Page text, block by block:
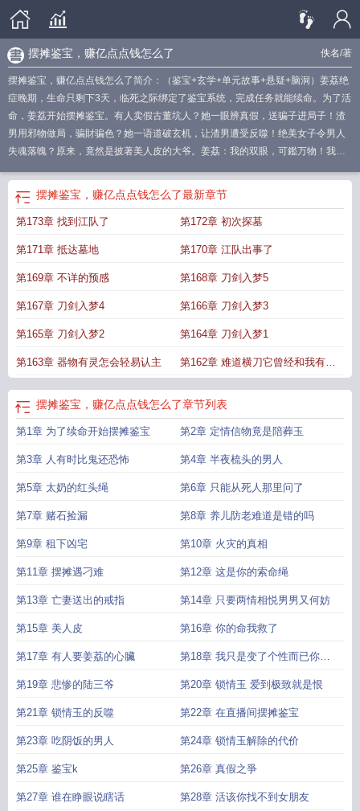
佚名/著
摆摊鉴宝，赚亿点点钱怎么了
摆摊鉴宝，赚亿点点钱怎么了简介：（鉴宝+玄学+单元故事+悬疑+脑洞）姜荔绝
症晚期，生命只剩下3天，临死之际绑定了鉴宝系统，完成任务就能续命。为了活
命，姜荔开始摆摊鉴宝。有人卖假古董坑人？她一眼辨真假，送骗子进局子！渣
男用邪物做局，骗財骗色？她一语道破玄机，让渣男遭受反噬！绝美女子令男人
失魂落魄？原来，竟然是披著美人皮的大爷。姜荔：我的双眼，可鑑万物！我的
摊宝骗局
小摊贩获异能拜鉴宝大师为师 赚亿点点钱怎么了啊
宝小摊贩全是大佬
摆摊宝是真的吗
app摆摊宝典摆摊宝是不是跑路了
摆摊鉴宝，赚亿点点钱怎么了最新章节
第173章 找到江队了 第172章 初次探墓
第171章 抵达墓地 第170章 江队出事了
第169章 不详的预感 第168章 刀剑入梦5
第167章 刀剑入梦4 第166章 刀剑入梦3
第165章 刀剑入梦2 第164章 刀剑入梦1
第163章 器物有灵怎会轻易认主 第162章 难道横刀它曾经和我有过
特殊的关係
摆摊鉴宝，赚亿点点钱怎么了章节列表
第1章 为了续命开始摆摊鉴宝 第2章 定情信物竟是陪葬玉
第3章 人有时比鬼还恐怖 第4章 半夜梳头的男人
第5章 太奶的红头绳 第6章 只能从死人那里问了
第7章 赌石捡漏 第8章 养儿防老难道是错的吗
第9章 租下凶宅 第10章 火灾的真相
第11章 摆摊遇刁难 第12章 这是你的索命绳
第13章 亡妻送出的戒指 第14章 只要两情相悦男男又何妨
第15章 美人皮 第16章 你的命我救了
第17章 有人要姜荔的心臟 第18章 我只是变了个性而已你怎
么能变心呢
第19章 悲惨的陆三爷 第20章 锁情玉 爱到极致就是恨
第21章 锁情玉的反噬 第22章 在直播间摆摊鉴宝
第23章 吃阴饭的男人 第24章 锁情玉解除的代价
第25章 鉴宝k 第26章 真假之爭
第27章 谁在睁眼说瞎话 第28章 活该你找不到女朋友